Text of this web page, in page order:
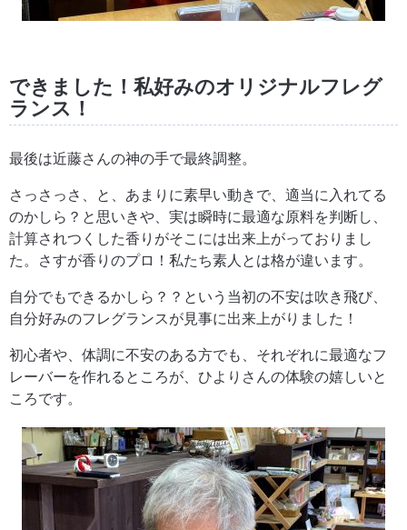
できました！私好みのオリジナルフレグ
ランス！
最後は近藤さんの神の手で最終調整。
さっさっさ、と、あまりに素早い動きで、適当に入れてる
のかしら？と思いきや、実は瞬時に最適な原料を判断し、
計算されつくした香りがそこには出来上がっておりまし
た。さすが香りのプロ！私たち素人とは格が違います。
自分でもできるかしら？？という当初の不安は吹き飛び、
自分好みのフレグランスが見事に出来上がりました！
初心者や、体調に不安のある方でも、それぞれに最適なフ
レーバーを作れるところが、ひよりさんの体験の嬉しいと
ころです。